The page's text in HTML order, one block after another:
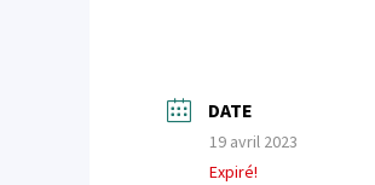
DATE
19 avril 2023
Expiré!